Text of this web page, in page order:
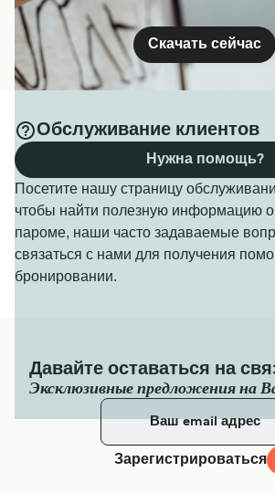
Скачать сейчас
Обслуживание клиентов
Посетите нашу страницу
чтобы найти полезную информацию
пароме, наши часто задаваемые
связаться с нами для получения
бронировании.
Нужна помощь?
Давайте оставаться на
Эксклюзивные предложения на
Зарегистрироваться